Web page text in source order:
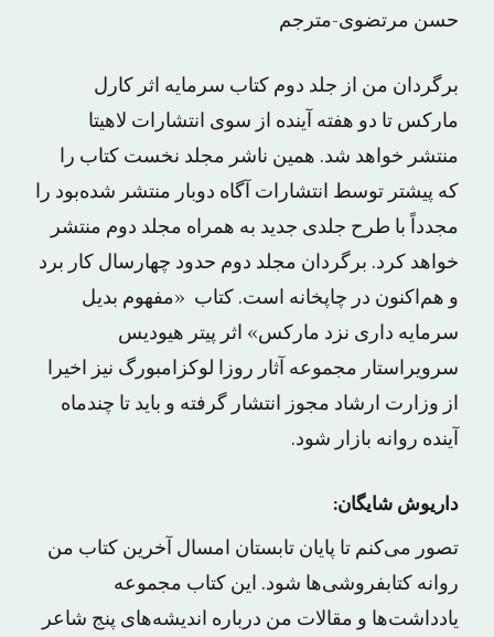
حسن مرتضوی-مترجم
برگردان من از جلد دوم کتاب سرمایه اثر کارل
مارکس تا دو هفته آینده از سوی انتشارات لاهیتا
منتشر خواهد شد. همین ناشر مجلد نخست کتاب را
که پیشتر توسط انتشارات آگاه دوبار منتشر شده‌بود را
مجدداً با طرح جلدی جدید به همراه مجلد دوم منتشر
خواهد کرد. برگردان مجلد دوم حدود چهارسال کار برد
و هم‌اکنون در چاپخانه است. کتاب «مفهوم بدیل
سرمایه داری نزد مارکس» اثر پیتر هیودیس
سرویراستار مجموعه آثار روزا لوکزامبورگ نیز اخیرا
از وزارت ارشاد مجوز انتشار گرفته و باید تا چندماه
آینده روانه بازار شود.
داریوش شایگان:
تصور می‌کنم تا پایان تابستان امسال آخرین کتاب من
روانه کتابفروشی‌ها شود. این کتاب مجموعه
یادداشت‌ها و مقالات من درباره اندیشه‌های پنج شاعر